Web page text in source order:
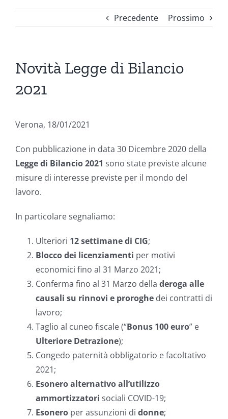
Precedente Prossimo
Novità Legge di Bilancio
2021
Verona, 18/01/2021
Con pubblicazione in data 30 Dicembre 2020 della
Legge di Bilancio 2021 sono state previste alcune
misure di interesse previste per il mondo del
lavoro.
In particolare segnaliamo:
Ulteriori 12 settimane di CIG;
Blocco dei licenziamenti per motivi
economici fino al 31 Marzo 2021;
Conferma fino al 31 Marzo della deroga alle
causali su rinnovi e proroghe dei contratti di
lavoro;
Taglio al cuneo fiscale (“Bonus 100 euro” e
Ulteriore Detrazione);
Congedo paternità obbligatorio e facoltativo
2021;
Esonero alternativo all’utilizzo
ammortizzatori sociali COVID-19;
Esonero per assunzioni di donne;